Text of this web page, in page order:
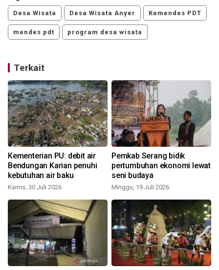
Desa Wisata Desa Wisata Anyer Kemendes PDT
mendes pdt program desa wisata
Terkait
Kementerian PU: debit air
Bendungan Karian penuhi
kebutuhan air baku
Kamis, 30 Juli 2026
Pemkab Serang bidik
pertumbuhan ekonomi lewat
seni budaya
Minggu, 19 Juli 2026